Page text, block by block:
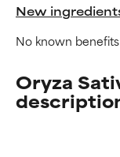
New
No known benefits
Oryza